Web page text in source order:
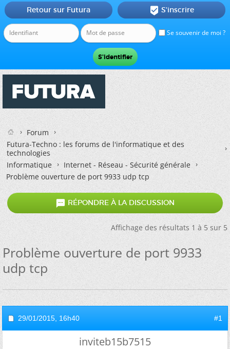
Se souvenir de moi ?
Retour sur Futura  S'inscrire
Forum
Futura-Techno : les forums de l'informatique et des
technologies
Informatique
Internet - Réseau - Sécurité générale
Problème ouverture de port 9933 udp tcp
 RÉPONDRE À LA DISCUSSION
Affichage des résultats 1 à 5 sur 5
Problème ouverture de port 9933
udp tcp
29/01/2015, 16h40 #1
inviteb15b7515